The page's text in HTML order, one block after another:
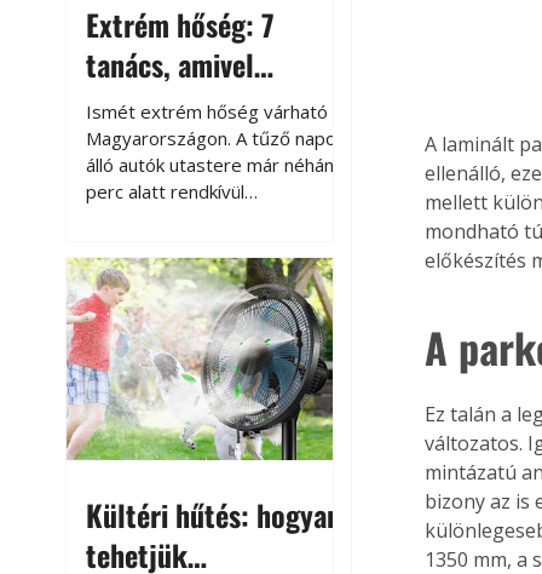
Extrém hőség: 7
tanács, amivel
megóvhatjuk
autónkat a nyári
károktól
Ismét extrém hőség várható
Magyarországon. A tűző napon
álló autók utastere már néhány
perc alatt rendkívül
megközelítheti. Ez nemcsak a
beszállást teszi kellemetlenné,
hanem az autó állapotára és a
benne hagyott tárgyakra is
káros hatással lehet. Néhány
egyszerű óvintézkedéssel
azonban jelentősen
csökkenthetjük a hőség káros
Kültéri hűtés: hogyan
tehetjük
A laminált
ellenálló,
mellett
mondható
előkészítés
A
Ez talán a
változatos.
mintázatú
bizony az is
1350 mm, a